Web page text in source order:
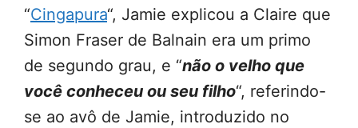
“Cingapura“, Jamie explicou a Claire que
Simon Fraser de Balnain era um primo
de segundo grau, e “não o velho que
você conheceu ou seu filho“, referindo-
se ao avô de Jamie, introduzido no